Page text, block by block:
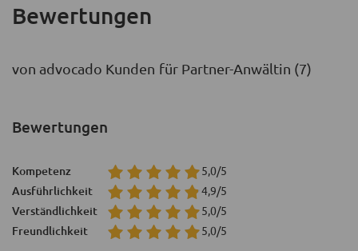
Bewertungen
von advocado Kunden für Partner-Anwältin (7)
Bewertungen
Kompetenz 5,0/5
Ausführlichkeit 4,9/5
Verständlichkeit 5,0/5
Freundlichkeit 5,0/5